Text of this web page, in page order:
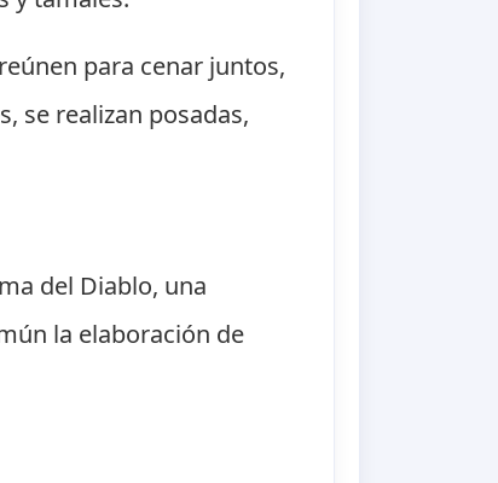
para cenar juntos,
se realizan posadas,
del Diablo, una
la elaboración de